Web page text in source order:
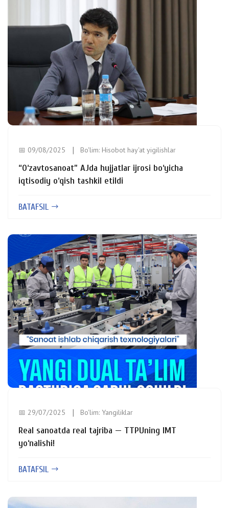
📅 09/08/2025 Bo'lim: Hisobot hay'at yigilishlar
“O‘zavtosanoat” AJda hujjatlar ijrosi bo‘yicha
iqtisodiy o‘qish tashkil etildi
BATAFSIL
📅 29/07/2025 Bo'lim: Yangiliklar
Real sanoatda real tajriba — TTPUning IMT
yo‘nalishi!
BATAFSIL